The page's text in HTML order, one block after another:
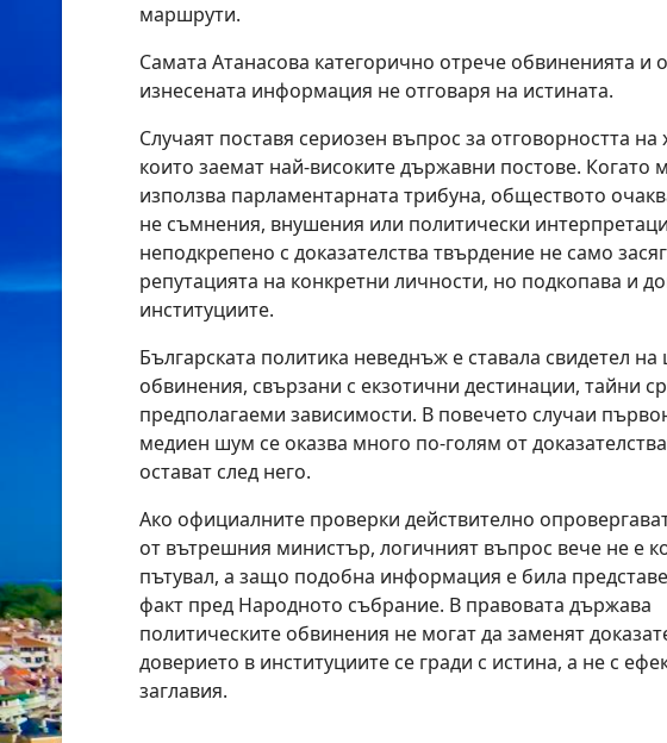
маршрути.
Самата Атанасова категорично отрече обвиненията и
изнесената информация не отговаря на истината.
Случаят поставя сериозен въпрос за отговорността на
които заемат най-високите държавни постове. Когато
използва парламентарната трибуна, обществото
не съмнения, внушения или политически
неподкрепено с доказателства твърдение не само
репутацията на конкретни личности, но подкопава и
институциите.
Българската политика неведнъж е ставала свидетел
обвинения, свързани с екзотични дестинации, тайни
предполагаеми зависимости. В повечето случаи
медиен шум се оказва много по-голям от
остават след него.
Ако официалните проверки действително
от вътрешния министър, логичният въпрос вече не е
пътувал, а защо подобна информация е била
факт пред Народното събрание. В правовата държава
политическите обвинения не могат да заменят
доверието в институциите се гради с истина, а не с
заглавия.